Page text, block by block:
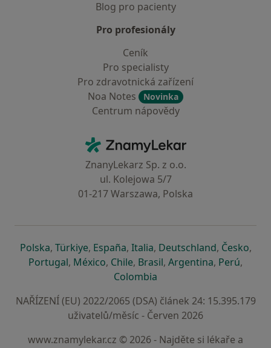
Blog pro pacienty
Pro profesionály
Ceník
Pro specialisty
Pro zdravotnická zařízení
Noa Notes
Novinka
Centrum nápovědy
ZnamyLekar - Hlavní stránka
ZnanyLekarz Sp. z o.o.
ul. Kolejowa 5/7
01-217 Warszawa, Polska
Polskase otevře v nové záložce
, Türkiyese otevře v nové záložce
, Españase otevře v nové záložce
, Italiase otevře v nové záložce
, Deutschlandse otevře v
, Českose
,
Portugalse otevře v nové záložce
, Méxicose otevře v nové záložce
, Chilese otevře v nové záložce
, Brasilse otevře v nové
, Argentinase otevře v
, Perúse
,
Colombia
NAŘÍZENÍ (EU) 2022/2065 (DSA) článek 24: 15.395.179
uživatelů/měsíc - Červen 2026
www.znamylekar.cz © 2026 - Najděte si lékaře a